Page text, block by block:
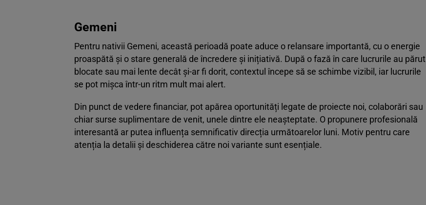
Gemeni
Pentru nativii Gemeni, această perioadă poate aduce o relansare importantă, cu o energie
proaspătă și o stare generală de încredere și inițiativă. După o fază în care lucrurile au părut
blocate sau mai lente decât și-ar fi dorit, contextul începe să se schimbe vizibil, iar lucrurile
se pot mișca într-un ritm mult mai alert.
Din punct de vedere financiar, pot apărea oportunități legate de proiecte noi, colaborări sau
chiar surse suplimentare de venit, unele dintre ele neașteptate. O propunere profesională
interesantă ar putea influența semnificativ direcția următoarelor luni. Motiv pentru care
atenția la detalii și deschiderea către noi variante sunt esențiale.